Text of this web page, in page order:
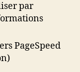
par
PageSpeed